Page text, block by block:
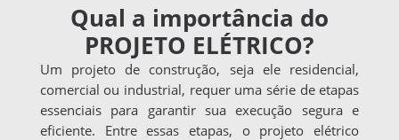
Qual a importância do
PROJETO ELÉTRICO?
Um projeto de construção, seja ele residencial,
comercial ou industrial, requer uma série de etapas
essenciais para garantir sua execução segura e
eficiente. Entre essas etapas, o projeto elétrico